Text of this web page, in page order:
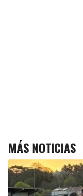
MÁS NOTICIAS